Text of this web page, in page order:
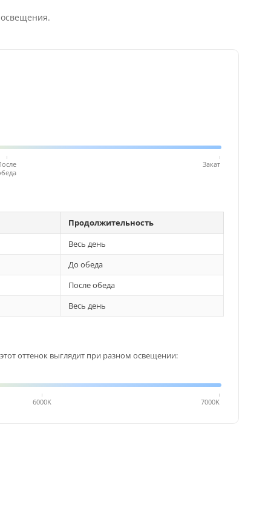
Закат
Продолжительность
Весь день
До обеда
После обеда
Весь день
оттенок выглядит при разном освещении:
6000K 7000K